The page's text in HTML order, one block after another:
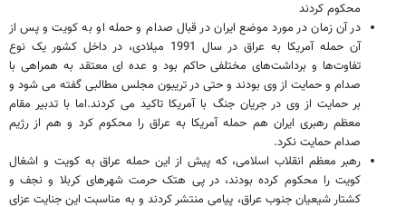
محکوم کردند
در آن زمان در مورد موضع ایران در قبال صدام و حمله او به کویت و پس از
آن حمله آمریکا به عراق در سال 1991 میلادی، در داخل کشور یک نوع
تفاوت‌ها و برداشت‌های مختلفی حاکم بود و عده ای معتقد به همراهی با
صدام و حمایت از وی بودند و حتی در تریبون مجلس مطالبی گفته می شود و
بر حمایت از وی در جریان جنگ با آمریکا تاکید می کردند.اما با تدبیر مقام
معظم رهبری ایران هم حمله آمریکا به عراق را محکوم کرد و هم از رژیم
صدام حمایت نکرد.
رهبر معظم انقلاب اسلامی، که پیش از این حمله عراق به کویت و اشغال
کویت را محکوم کرده بودند، در پی هتک حرمت شهرهای کربلا و نجف و
کشتار شیعیان جنوب عراق، پیامی منتشر کردند و به مناسبت این جنایت عزای